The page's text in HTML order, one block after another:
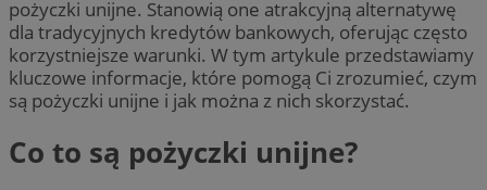
pożyczki unijne. Stanowią one atrakcyjną alternatywę
dla tradycyjnych kredytów bankowych, oferując często
korzystniejsze warunki. W tym artykule przedstawiamy
kluczowe informacje, które pomogą Ci zrozumieć, czym
są pożyczki unijne i jak można z nich skorzystać.
Co to są pożyczki unijne?